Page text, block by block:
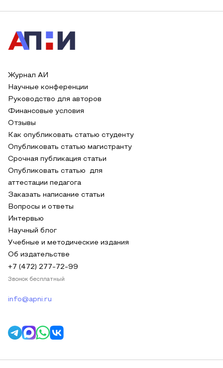
Журнал АИ
Научные конференции
Руководство для авторов
Финансовые условия
Отзывы
Как опубликовать статью студенту
Опубликовать статью магистранту
Срочная публикация статьи
Опубликовать статью для
аттестации педагога
Заказать написание статьи
Вопросы и ответы
Интервью
Научный блог
Учебные и методические издания
Об издательстве
+7 (472) 277-72-99
Звонок бесплатный
info@apni.ru